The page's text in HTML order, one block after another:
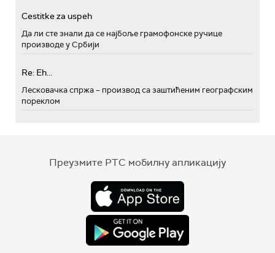
Cestitke za uspeh
Да ли сте знали да се најбоље грамофонске ручице
производе у Србији
Re: Eh...
Лесковачка спржа – производ са заштићеним географским
пореклом
Преузмите РТС мобилну апликацију